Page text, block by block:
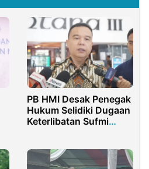
PB HMI Desak Penegak
Hukum Selidiki Dugaan
Keterlibatan Sufmi